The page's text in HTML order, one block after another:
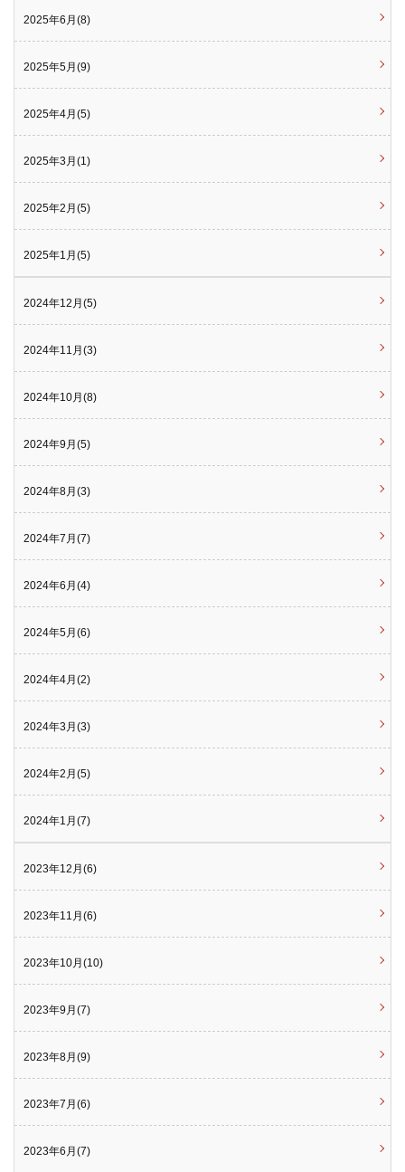
2025年6月(8)
2025年5月(9)
2025年4月(5)
2025年3月(1)
2025年2月(5)
2025年1月(5)
2024年12月(5)
2024年11月(3)
2024年10月(8)
2024年9月(5)
2024年8月(3)
2024年7月(7)
2024年6月(4)
2024年5月(6)
2024年4月(2)
2024年3月(3)
2024年2月(5)
2024年1月(7)
2023年12月(6)
2023年11月(6)
2023年10月(10)
2023年9月(7)
2023年8月(9)
2023年7月(6)
2023年6月(7)